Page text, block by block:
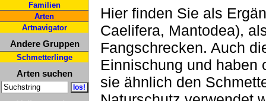
Familien
Arten
Artnavigator
Andere Gruppen
Schmetterlinge
Arten suchen
Hier finden Sie als
Caelifera, Mantodea),
Fangschrecken. Auch
Einnischung und haben
sie ähnlich den